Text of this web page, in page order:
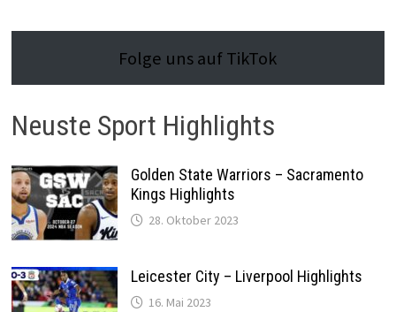
Folge uns auf TikTok
Neuste Sport Highlights
Golden State Warriors – Sacramento
Kings Highlights
28. Oktober 2023
Leicester City – Liverpool Highlights
16. Mai 2023